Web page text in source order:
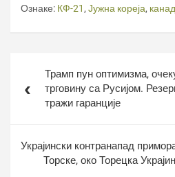
Ознаке: КФ-21 , Јужна кореја,
чланкаТрамп пун оптимизма,
трговину са Русијом.
тражи гаранције
Украјински контранапад
Торске, око Торецка